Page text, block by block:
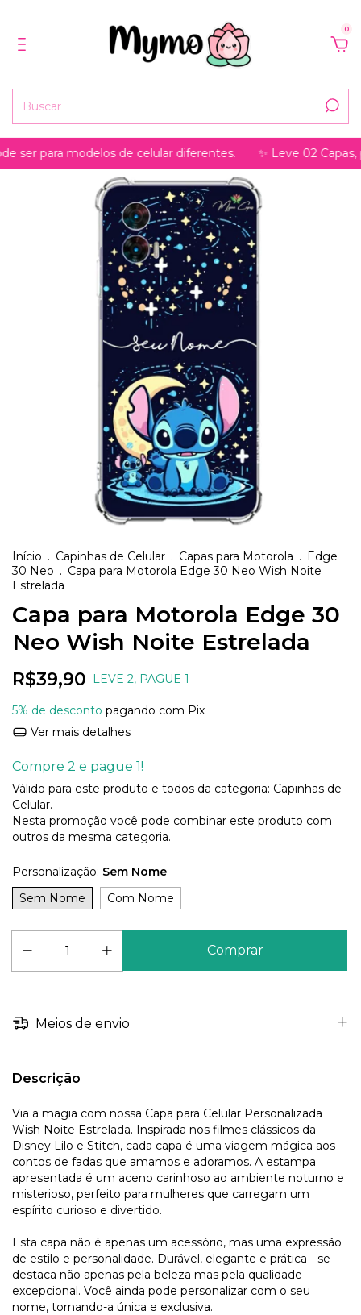
0
para modelos de celular diferentes. ✨ Leve 02 Capas,
Início . Capinhas de Celular . Capas para Motorola . Edge
30 Neo . Capa para Motorola Edge 30 Neo Wish Noite
Estrelada
Capa para Motorola Edge 30
Neo Wish Noite Estrelada
R$39,90 LEVE 2, PAGUE 1
5% de desconto pagando com Pix
Ver mais detalhes
Compre 2 e pague 1!
Válido para este produto e todos da categoria: Capinhas de
Celular.
Nesta promoção você pode combinar este produto com
outros da mesma categoria.
Personalização: Sem Nome
Sem Nome
Com Nome
Meios de envio
Descrição
Via a magia com nossa Capa para Celular Personalizada
Wish Noite Estrelada. Inspirada nos filmes clássicos da
Disney Lilo e Stitch, cada capa é uma viagem mágica aos
contos de fadas que amamos e adoramos. A estampa
apresentada é um aceno carinhoso ao ambiente noturno e
misterioso, perfeito para mulheres que carregam um
espírito curioso e divertido.
Esta capa não é apenas um acessório, mas uma expressão
de estilo e personalidade. Durável, elegante e prática - se
destaca não apenas pela beleza mas pela qualidade
excepcional. Você ainda pode personalizar com o seu
nome, tornando-a única e exclusiva.